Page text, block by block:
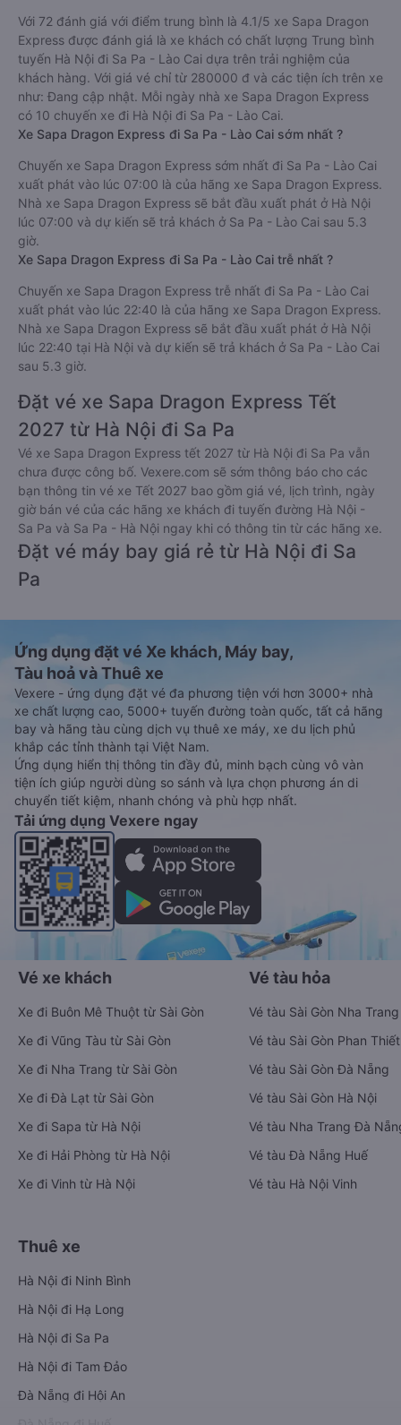
Với 72 đánh giá với điểm trung bình là 4.1/5 xe Sapa Dragon
Express được đánh giá là xe khách có chất lượng Trung bình
tuyến Hà Nội đi Sa Pa - Lào Cai dựa trên trải nghiệm của
khách hàng. Với giá vé chỉ từ 280000 đ và các tiện ích trên xe
như: Đang cập nhật. Mỗi ngày nhà xe Sapa Dragon Express
có 10 chuyến xe đi Hà Nội đi Sa Pa - Lào Cai.
Xe Sapa Dragon Express đi Sa Pa - Lào Cai sớm nhất ?
Chuyến xe Sapa Dragon Express sớm nhất đi Sa Pa - Lào Cai
xuất phát vào lúc 07:00 là của hãng xe Sapa Dragon Express.
Nhà xe Sapa Dragon Express sẽ bắt đầu xuất phát ở Hà Nội
lúc 07:00 và dự kiến sẽ trả khách ở Sa Pa - Lào Cai sau 5.3
giờ.
Xe Sapa Dragon Express đi Sa Pa - Lào Cai trễ nhất ?
Chuyến xe Sapa Dragon Express trễ nhất đi Sa Pa - Lào Cai
xuất phát vào lúc 22:40 là của hãng xe Sapa Dragon Express.
Nhà xe Sapa Dragon Express sẽ bắt đầu xuất phát ở Hà Nội
lúc 22:40 tại Hà Nội và dự kiến sẽ trả khách ở Sa Pa - Lào Cai
sau 5.3 giờ.
Đặt vé xe Sapa Dragon Express Tết
2027 từ Hà Nội đi Sa Pa
Vé xe Sapa Dragon Express tết 2027 từ Hà Nội đi Sa Pa vẫn
chưa được công bố. Vexere.com sẽ sớm thông báo cho các
bạn thông tin vé xe Tết 2027 bao gồm giá vé, lịch trình, ngày
giờ bán vé của các hãng xe khách đi tuyến đường Hà Nội -
Sa Pa và Sa Pa - Hà Nội ngay khi có thông tin từ các hãng xe.
Đặt vé máy bay giá rẻ từ Hà Nội đi Sa
Pa
Ứng dụng đặt vé Xe khách, Máy bay,
Tàu hoả và Thuê xe
Vexere - ứng dụng đặt vé đa phương tiện với hơn 3000+ nhà
xe chất lượng cao, 5000+ tuyến đường toàn quốc, tất cả hãng
bay và hãng tàu cùng dịch vụ thuê xe máy, xe du lịch phủ
khắp các tỉnh thành tại Việt Nam.
Ứng dụng hiển thị thông tin đầy đủ, minh bạch cùng vô vàn
tiện ích giúp người dùng so sánh và lựa chọn phương án di
chuyển tiết kiệm, nhanh chóng và phù hợp nhất.
Tải ứng dụng Vexere ngay
Vé xe khách
Xe đi Buôn Mê Thuột từ Sài Gòn
Xe đi Vũng Tàu từ Sài Gòn
Xe đi Nha Trang từ Sài Gòn
Xe đi Đà Lạt từ Sài Gòn
Xe đi Sapa từ Hà Nội
Xe đi Hải Phòng từ Hà Nội
Xe đi Vinh từ Hà Nội
Vé tàu hỏa
Vé tàu Sài Gòn Nha Trang
Vé tàu Sài Gòn Phan Thiết
Vé tàu Sài Gòn Đà Nẵng
Vé tàu Sài Gòn Hà Nội
Vé tàu Nha Trang Đà
Vé tàu Đà Nẵng Huế
Vé tàu Hà Nội Vinh
Thuê xe
Hà Nội đi Ninh Bình
Hà Nội đi Hạ Long
Hà Nội đi Sa Pa
Hà Nội đi Tam Đảo
Đà Nẵng đi Hội An